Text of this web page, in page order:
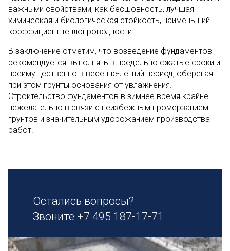
важными свойствами, как бесшовность, лучшая
химическая и биологическая стойкость, наименьший
коэффициент теплопроводности.
В заключение отметим, что возведение фундаментов
рекомендуется выполнять в предельно сжатые сроки и
преимущественно в весенне-летний период, оберегая
при этом грунты основания от увлажнения.
Строительство фундаментов в зимнее время крайне
нежелательно в связи с неизбежным промерзанием
грунтов и значительным удорожанием производства
работ.
Остались вопросы?
Звоните +7 495 187-17-71